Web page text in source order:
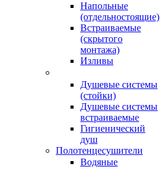
Напольные
(отдельностоящие)
Встраиваемые
(скрытого
монтажа)
Изливы
Душевые системы
(стойки)
Душевые системы
встраиваемые
Гигиенический
душ
Полотенцесушители
ㅤВодяные